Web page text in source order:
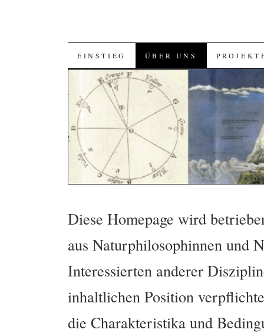
SKIP
CONTENT
EINSTIEG ÜBER UNS
Diese Homepage wird
aus Naturphilosophinnen und
Interessierten anderer
inhaltlichen Position
die Charakteristika und